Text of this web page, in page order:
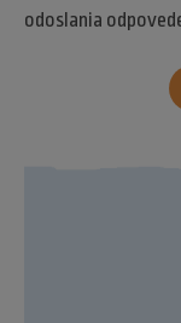
odoslania